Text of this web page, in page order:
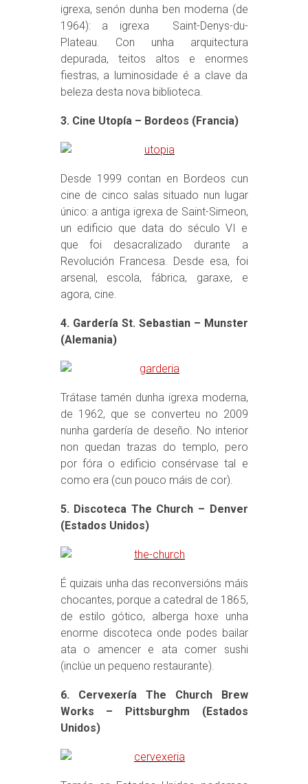
igrexa, senón dunha ben moderna (de
1964): a igrexa Saint-Denys-du-
Plateau. Con unha arquitectura
depurada, teitos altos e enormes
fiestras, a luminosidade é a clave da
beleza desta nova biblioteca.
3. Cine Utopía – Bordeos (Francia)
Desde 1999 contan en Bordeos cun
cine de cinco salas situado nun lugar
único: a antiga igrexa de Saint-Simeon,
un edificio que data do século VI e
que foi desacralizado durante a
Revolución Francesa. Desde esa, foi
arsenal, escola, fábrica, garaxe, e
agora, cine.
4. Gardería St. Sebastian – Munster
(Alemania)
Trátase tamén dunha igrexa moderna,
de 1962, que se converteu no 2009
nunha gardería de deseño. No interior
non quedan trazas do templo, pero
por fóra o edificio consérvase tal e
como era (cun pouco máis de cor).
5. Discoteca The Church – Denver
(Estados Unidos)
É quizais unha das reconversións máis
chocantes, porque a catedral de 1865,
de estilo gótico, alberga hoxe unha
enorme discoteca onde podes bailar
ata o amencer e ata comer sushi
(inclúe un pequeno restaurante).
6. Cervexería The Church Brew
Works – Pittsburghm (Estados
Unidos)